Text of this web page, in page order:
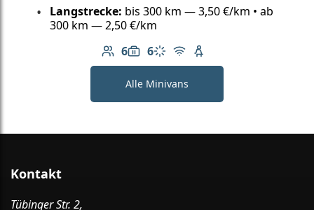
Langstrecke: bis 300 km — 3,50 €/km • ab
300 km — 2,50 €/km
6
Anzahl der Passagiere: 6
6
Gepäckkapazität: 6
Klimaanlage
Kostenloses WLAN
Kindersitz verfügbar
Alle Minivans
Kontakt
Tübinger Str. 2,